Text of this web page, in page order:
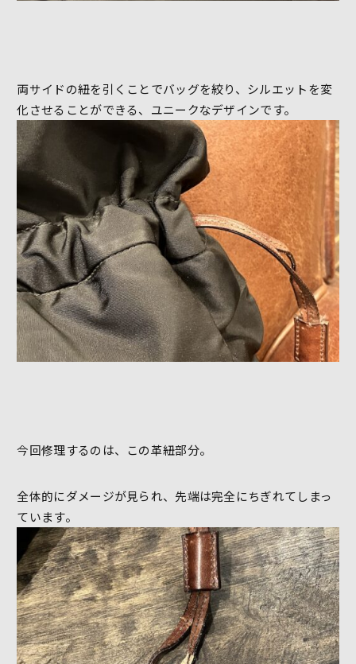
両サイドの紐を引くことでバッグを絞り、シルエットを変
化させることができる、ユニークなデザインです。
今回修理するのは、この革紐部分。
全体的にダメージが見られ、先端は完全にちぎれてしまっ
ています。